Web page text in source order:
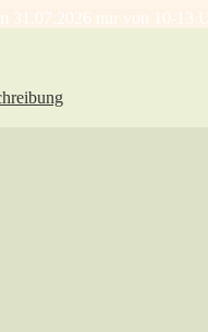
31.07.2026 nur von 10-13